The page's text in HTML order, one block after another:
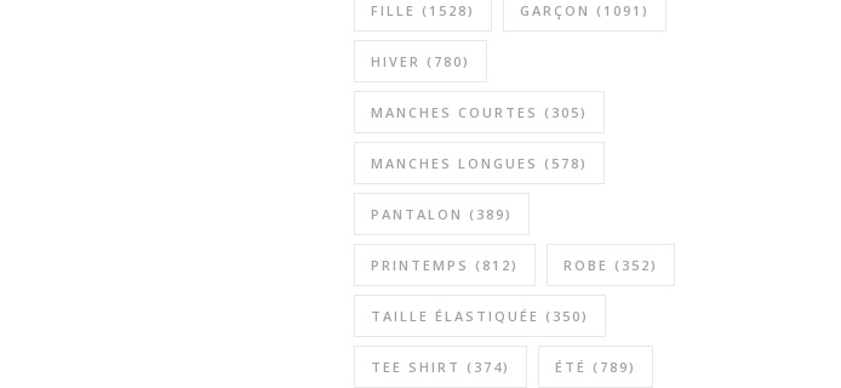
FILLE (1528) GARÇON (1091)
HIVER (780)
MANCHES COURTES (305)
MANCHES LONGUES (578)
PANTALON (389)
PRINTEMPS (812) ROBE (352)
TAILLE ÉLASTIQUÉE (350)
TEE SHIRT (374) ÉTÉ (789)